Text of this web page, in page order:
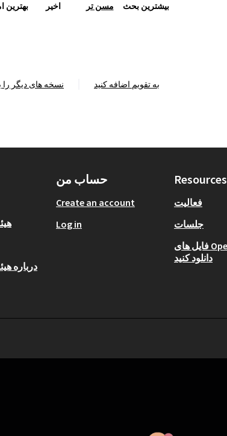
بهترین اخیر مسن تر بیشترین بحث
نسخه های دیگر را به تقویم اضافه کنید
درباره
حساب من
Create an account
Log in
Resources
فعالیت
جلسات
فایل های Open Data را
دانلود کنید